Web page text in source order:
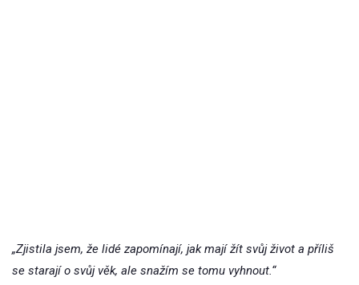
„Zjistila jsem, že lidé zapomínají, jak mají žít svůj život a příliš
se starají o svůj věk, ale snažím se tomu vyhnout.“